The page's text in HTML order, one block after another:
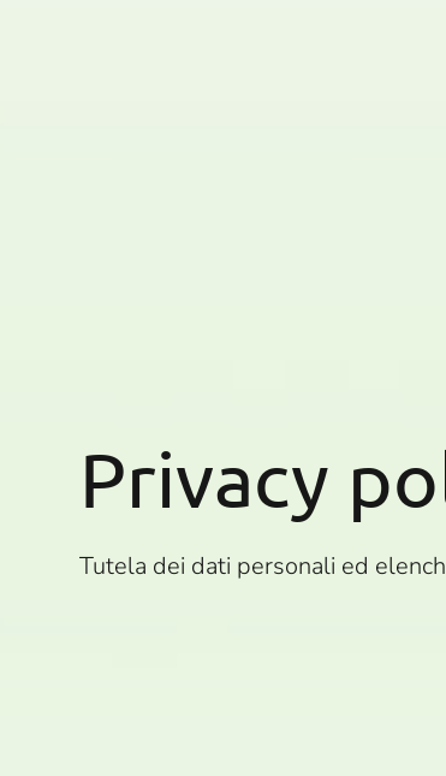
Privacy
Tutela dei dati personali ed